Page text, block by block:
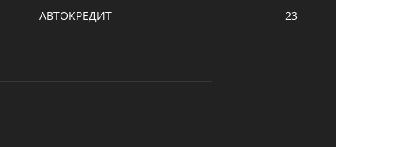
АВТОКРЕДИТ
23